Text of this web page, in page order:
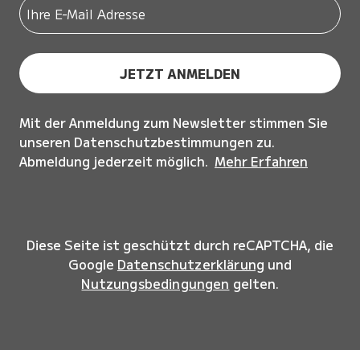
JETZT ANMELDEN
Mit der Anmeldung zum Newsletter stimmen Sie
unseren Datenschutzbestimmungen zu.
Abmeldung jederzeit möglich. Mehr Erfahren
Diese Seite ist geschützt durch reCAPTCHA, die
Google Datenschutzerklärung und
Nutzungsbedingungen gelten.